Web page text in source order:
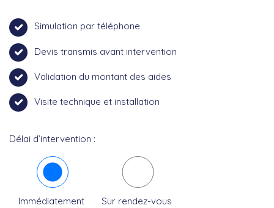
Simulation par téléphone
Devis transmis avant intervention
Validation du montant des aides
Visite technique et installation
Délai d’intervention :
Immédiatement Sur rendez-vous